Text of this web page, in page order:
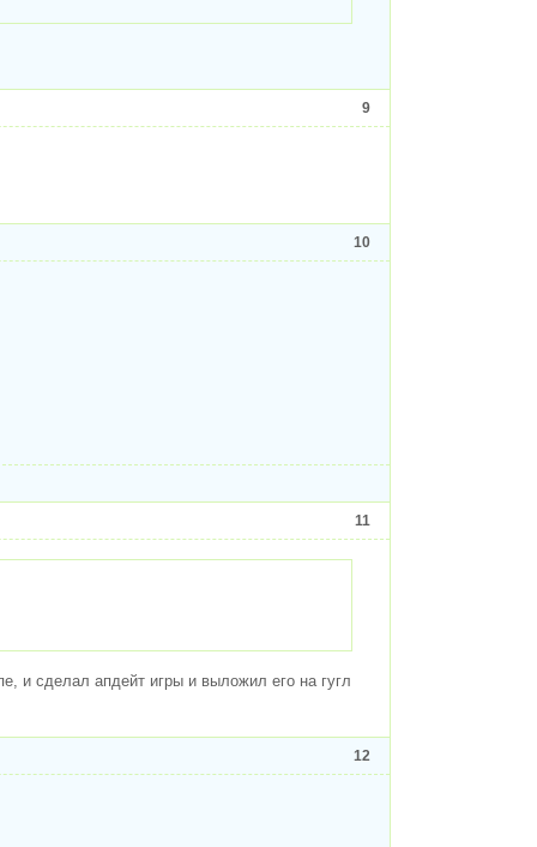
9
10
11
и сделал апдейт игры и выложил его на гугл
12